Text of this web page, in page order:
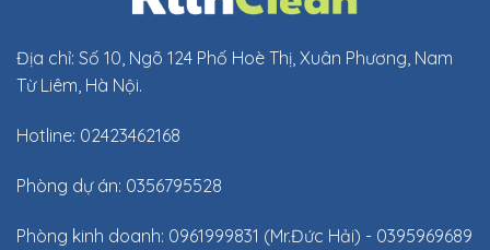
Địa chỉ: Số 10, Ngõ 124 Phố Hoè Thị, Xuân Phương, Nam
Từ Liêm, Hà Nội.
Hotline: 02423462168
Phòng dự án: 0356795528
Phòng kinh doanh: 0961999831 (Mr.Đức Hải) - 0395969689